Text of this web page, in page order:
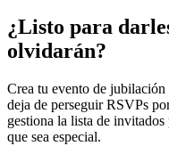
¿Listo para
olvidarán?
Crea tu evento de
deja de perseguir RSVPs
gestiona la lista de invitados
que sea especial.